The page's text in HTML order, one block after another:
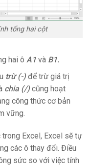
tổng hai cột
hai ô A1và B1.
trừ (-)để trừ giá trị
chia (/) cũng hoạt
công thức cơ bản
vững.
Excel, Excel sẽ tự
các ô thay đổi. Điều
sức so với việc tính